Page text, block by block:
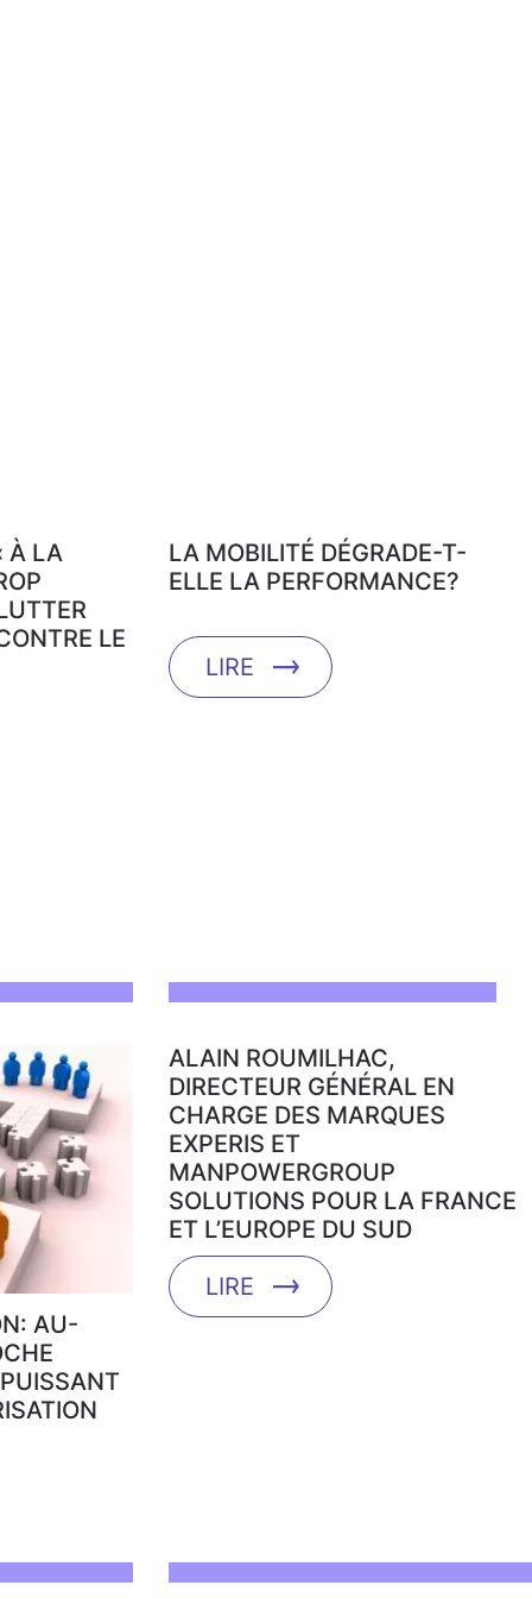
À LA
LE
LA MOBILITÉ DÉGRADE-T-
ELLE LA PERFORMANCE?
LIRE
AU-
ALAIN ROUMILHAC,
DIRECTEUR GÉNÉRAL EN
CHARGE DES MARQUES
EXPERIS ET
MANPOWERGROUP
SOLUTIONS POUR LA FRANCE
ET L’EUROPE DU SUD
LIRE